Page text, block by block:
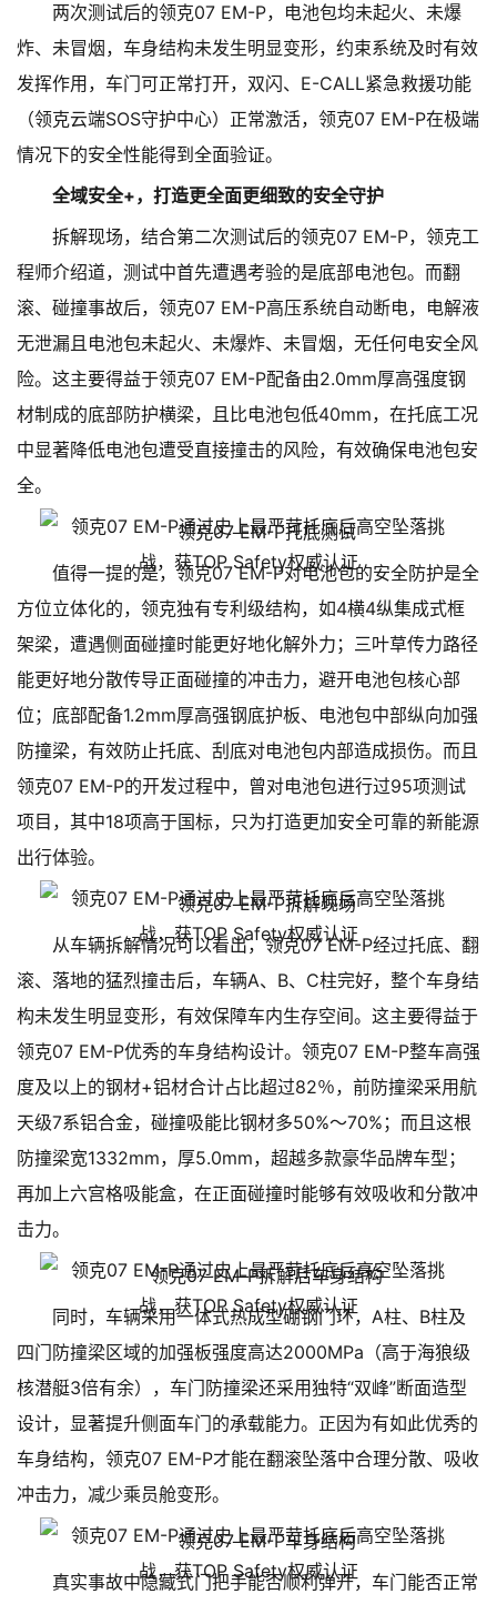
两次测试后的领克07 EM-P，电池包均未起火、未爆
炸、未冒烟，车身结构未发生明显变形，约束系统及时有效
发挥作用，车门可正常打开，双闪、E-CALL紧急救援功能
（领克云端SOS守护中心）正常激活，领克07 EM-P在极端
情况下的安全性能得到全面验证。
全域安全+，打造更全面更细致的安全守护
拆解现场，结合第二次测试后的领克07 EM-P，领克工
程师介绍道，测试中首先遭遇考验的是底部电池包。而翻
滚、碰撞事故后，领克07 EM-P高压系统自动断电，电解液
无泄漏且电池包未起火、未爆炸、未冒烟，无任何电安全风
险。这主要得益于领克07 EM-P配备由2.0mm厚高强度钢
材制成的底部防护横梁，且比电池包低40mm，在托底工况
中显著降低电池包遭受直接撞击的风险，有效确保电池包安
全。
领克07 EM-P托底测试
值得一提的是，领克07 EM-P对电池包的安全防护是全
方位立体化的，领克独有专利级结构，如4横4纵集成式框
架梁，遭遇侧面碰撞时能更好地化解外力；三叶草传力路径
能更好地分散传导正面碰撞的冲击力，避开电池包核心部
位；底部配备1.2mm厚高强钢底护板、电池包中部纵向加强
防撞梁，有效防止托底、刮底对电池包内部造成损伤。而且
领克07 EM-P的开发过程中，曾对电池包进行过95项测试
项目，其中18项高于国标，只为打造更加安全可靠的新能源
出行体验。
领克07 EM-P拆解现场
从车辆拆解情况可以看出，领克07 EM-P经过托底、翻
滚、落地的猛烈撞击后，车辆A、B、C柱完好，整个车身结
构未发生明显变形，有效保障车内生存空间。这主要得益于
领克07 EM-P优秀的车身结构设计。领克07 EM-P整车高强
度及以上的钢材+铝材合计占比超过82％，前防撞梁采用航
天级7系铝合金，碰撞吸能比钢材多50%～70%；而且这根
防撞梁宽1332mm，厚5.0mm，超越多款豪华品牌车型；
再加上六宫格吸能盒，在正面碰撞时能够有效吸收和分散冲
击力。
领克07 EM-P拆解后车身结构
同时，车辆采用一体式热成型硼钢门环，A柱、B柱及
四门防撞梁区域的加强板强度高达2000MPa（高于海狼级
核潜艇3倍有余），车门防撞梁还采用独特“双峰”断面造型
设计，显著提升侧面车门的承载能力。正因为有如此优秀的
车身结构，领克07 EM-P才能在翻滚坠落中合理分散、吸收
冲击力，减少乘员舱变形。
领克07 EM-P车身结构
真实事故中隐藏式门把手能否顺利弹开，车门能否正常